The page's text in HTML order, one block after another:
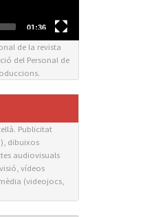
01:36
de la revista
del Personal de
Publicitat
dibuixos
audiovisuals
vídeos
(videojocs,